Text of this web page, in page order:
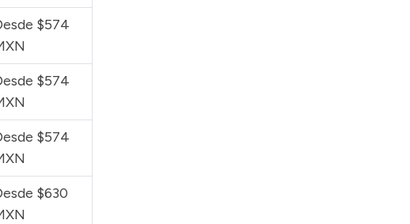
$574
$574
$574
$630